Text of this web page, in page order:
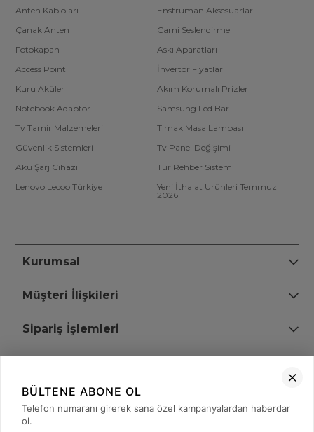
Anten Kabloları
Enstrüman Aksesuarları
Çanak Anten
Cami Seslendirme
Fotokapan
Askı Aparatları
Access Point
İnvertör Fiyatları
Kuru Aküler
Akım Korumalı Prizler
Notebook Adaptör
Samsung Led Bar
Tv Tamir Malzemeleri
Tırnak Masa Lambası
Güvenlik Sistemleri
Tv Panel Değişimi
Akü Şarj Cihazı
Tur Rehber Sistemi
Lenovo Lecoo Türkiye
Yeni İthalat Ürünleri Temmuz
2026
Kurumsal
Müşteri İlişkileri
Sipariş İşlemleri
+90 (850) 473 08 08
BÜLTENE ABONE OL
Telefon numaranı girerek sana özel kampanyalardan haberdar
ol.